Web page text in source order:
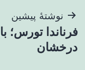
راهبری
نوشته
نوشتهٔ پیشین
فرناندا تورس؛
درخشان